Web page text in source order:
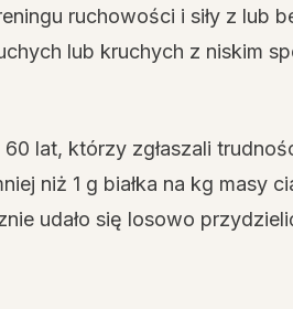
ruchowości i siły z lub
lub kruchych z niskim
lat, którzy zgłaszali
niż 1 g białka na kg masy
udało się losowo